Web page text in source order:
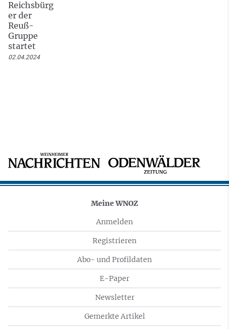
Reichsbürg
er der
Reuß-
Gruppe
startet
02.04.2024
Meine WNOZ
Anmelden
Registrieren
Abo- und Profildaten
E-Paper
Newsletter
Gemerkte Artikel